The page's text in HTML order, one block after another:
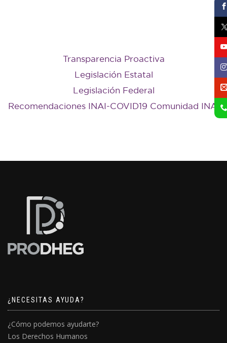
Transparencia Proactiva
Legislación Estatal
Legislación Federal
Recomendaciones INAI-COVID19 Comunidad INAI
¿NECESITAS AYUDA?
¿Cómo podemos ayudarte?
Los Derechos Humanos